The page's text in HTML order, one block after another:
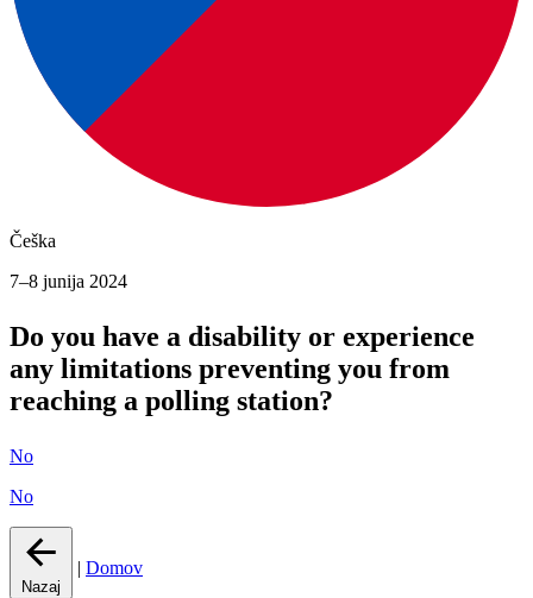
Češka
7–8 junija 2024
Do you have a disability or experience
any limitations preventing you from
reaching a polling station?
No
No
Nazaj
| Domov